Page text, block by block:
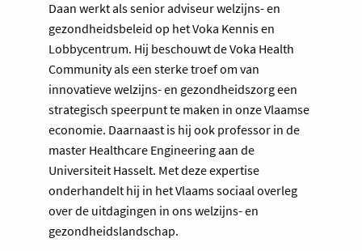
Daan werkt als senior adviseur welzijns- en
gezondheidsbeleid op het Voka Kennis en
Lobbycentrum. Hij beschouwt de Voka Health
Community als een sterke troef om van
innovatieve welzijns- en gezondheidszorg een
strategisch speerpunt te maken in onze Vlaamse
economie. Daarnaast is hij ook professor in de
master Healthcare Engineering aan de
Universiteit Hasselt. Met deze expertise
onderhandelt hij in het Vlaams sociaal overleg
over de uitdagingen in ons welzijns- en
gezondheidslandschap.